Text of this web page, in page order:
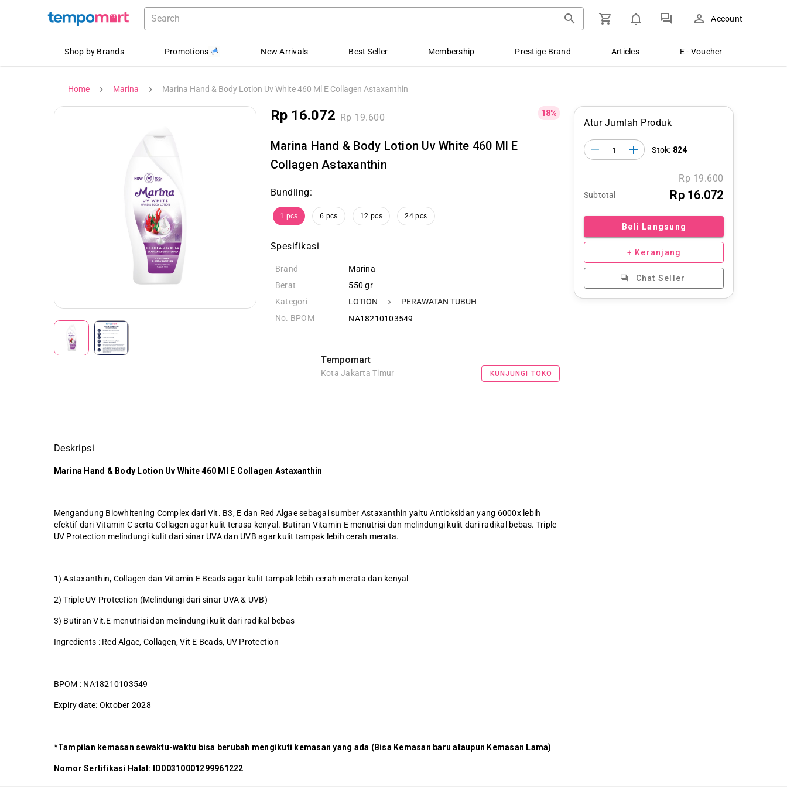
Account
Shop by Brands Promotions New Arrivals Best Seller Membership Prestige Brand Articles E - Voucher
Home Marina Marina Hand & Body Lotion Uv White 460 Ml E Collagen Astaxanthin
Rp 16.072 Rp 19.600 18%
Marina Hand & Body Lotion Uv White 460 Ml E
Collagen Astaxanthin
Bundling:
1 pcs 6 pcs 12 pcs 24 pcs
Spesifikasi
Brand
Berat
Kategori
No. BPOM
Marina
550 gr
LOTION
PERAWATAN TUBUH
NA18210103549
Tempomart
Kota Jakarta Timur KUNJUNGI TOKO
Deskripsi
Marina Hand & Body Lotion Uv White 460 Ml E Collagen Astaxanthin
Mengandung Biowhitening Complex dari Vit. B3, E dan Red Algae sebagai sumber Astaxanthin yaitu Antioksidan yang 6000x lebih
efektif dari Vitamin C serta Collagen agar kulit terasa kenyal. Butiran Vitamin E menutrisi dan melindungi kulit dari radikal bebas. Triple
UV Protection melindungi kulit dari sinar UVA dan UVB agar kulit tampak lebih cerah merata.
1) Astaxanthin, Collagen dan Vitamin E Beads agar kulit tampak lebih cerah merata dan kenyal
2) Triple UV Protection (Melindungi dari sinar UVA & UVB)
3) Butiran Vit.E menutrisi dan melindungi kulit dari radikal bebas
Ingredients : Red Algae, Collagen, Vit E Beads, UV Protection
BPOM : NA18210103549
Expiry date: Oktober 2028
*Tampilan kemasan sewaktu-waktu bisa berubah mengikuti kemasan yang ada (Bisa Kemasan baru ataupun Kemasan Lama)
Nomor Sertifikasi Halal: ID00310001299961222
Atur Jumlah Produk
Stok: 824
Rp 19.600
Subtotal Rp 16.072
Beli Langsung
+ Keranjang
Chat Seller